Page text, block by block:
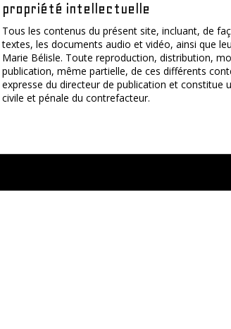
propriété intellectuelle
Tous les contenus du présent site, incluant, de
textes, les documents audio et vidéo, ainsi que
Marie Bélisle. Toute reproduction, distribution,
publication, même partielle, de ces différents
expresse du directeur de publication et constitue
civile et pénale du contrefacteur.